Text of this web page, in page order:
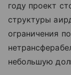
году проект
структуры
ограничения
небольшую